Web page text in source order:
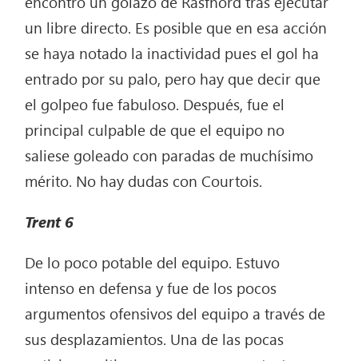
un libre directo. Es posible que en esa acción
se haya notado la inactividad pues el gol ha
entrado por su palo, pero hay que decir que
el golpeo fue fabuloso. Después, fue el
principal culpable de que el equipo no
saliese goleado con paradas de muchísimo
mérito. No hay dudas con Courtois.
Trent 6
De lo poco potable del equipo. Estuvo
intenso en defensa y fue de los pocos
argumentos ofensivos del equipo a través de
sus desplazamientos. Una de las pocas